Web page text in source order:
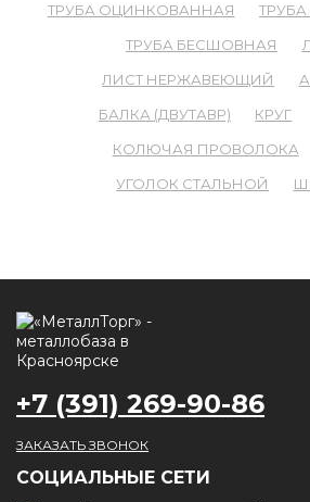
ТРУБА ОЦИНКОВАННАЯ
ТРУБА БЕСШОВНАЯ
ЛИСТ НЕРЖАВЕЮЩИЙ
БАЛКА (ДВУТАВР)
КРУГ
КОЛЮЧАЯ ПРОВОЛОКА
УГОЛОК СТАЛЬНОЙ
+7 (391) 269-90-86
ЗАКАЗАТЬ ЗВОНОК
CОЦИАЛЬНЫЕ СЕТИ